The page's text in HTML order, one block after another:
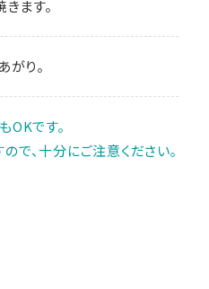
ます。
り。
OKです。
で、十分にご注意ください｡